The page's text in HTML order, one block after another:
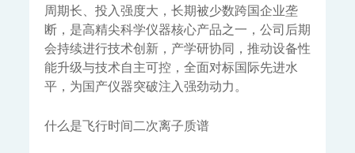
MODEL 2000-pH-水质在线自动监测仪
水质特征因子在线分析仪
MODEL 9880-水质生物综合毒性在线监测仪
WQMS-900HM-水中多参数重金属（XRF）在线监测系统
大气污染防治决策支持平台
周期长、投入强度大，长期被少数跨国企业垄
断，是高精尖科学仪器核心产品之一，公司后期
会持续进行技术创新，产学研协同，推动设备性
能升级与技术自主可控，全面对标国际先进水
平，为国产仪器突破注入强劲动力。
什么是飞行时间二次离子质谱